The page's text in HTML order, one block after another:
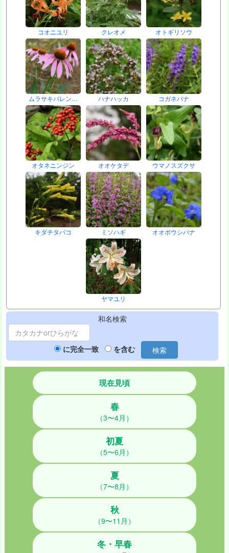
コオニユリ クレオメ オトギリソウ
ムラサキバレン… ハナハッカ コガネバナ
オタネニンジン オオケタデ ウマノスズクサ
キダチタバコ ミソハギ オオボウシバナ
ヤマユリ
和名検索
に完全一致 を含む 検索
現在見頃
春
（3〜4月）
初夏
（5〜6月）
夏
（7〜8月）
秋
（9〜11月）
冬・早春